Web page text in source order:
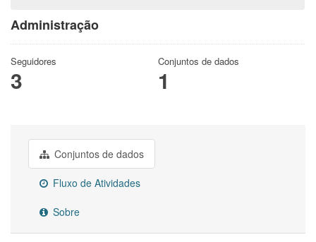
Administração
Seguidores
3
Conjuntos de dados
1
Conjuntos de dados
Fluxo de Atividades
Sobre